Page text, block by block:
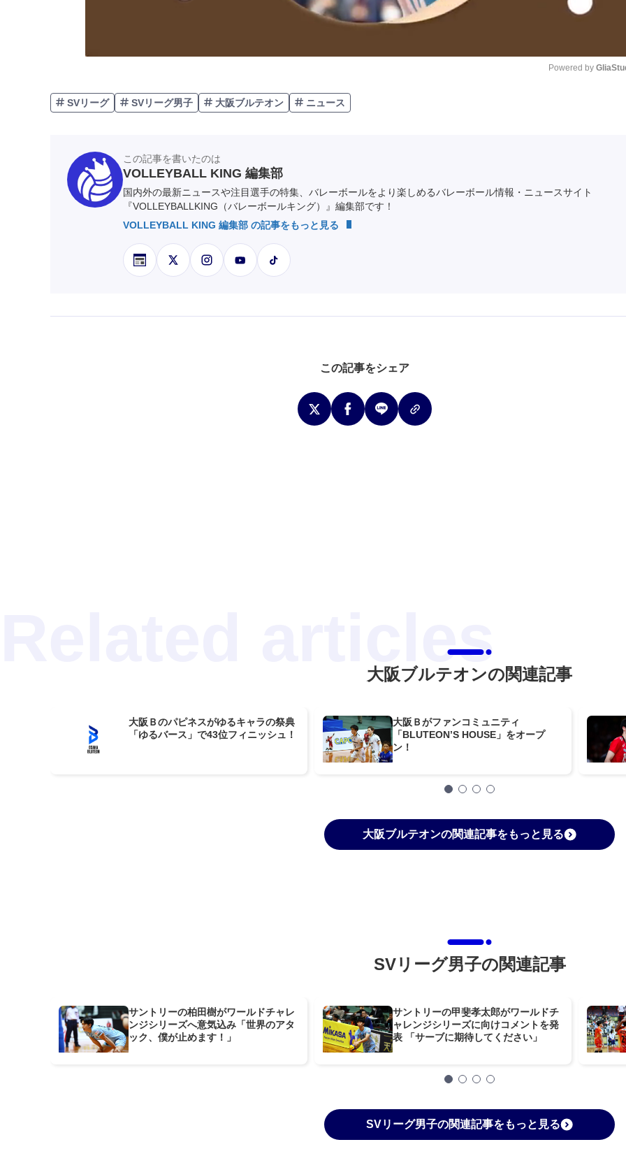
Powered by
SVリーグ SVリーグ男子 大阪ブルテオン ニュース
この記事を書いたのは
VOLLEYBALL KING 編集部
国内外の最新ニュースや注目選手の特集、バレーボールをより楽しめるバレーボール情報・ニュースサイト
『VOLLEYBALLKING（バレーボールキング）』編集部です！
VOLLEYBALL KING 編集部 の記事をもっと見る
この記事をシェア
大阪ブルテオンの関連記事
大阪Ｂのパピネスがゆるキャラの祭典
「ゆるバース」で43位フィニッシュ！
大阪Ｂがファンコミュニティ
「BLUTEON’S HOUSE」をオープ
ン！
大阪ブルテオンの関連記事をもっと見る
SVリーグ男子の関連記事
サントリーの柏田樹がワールドチャレ
ンジシリーズへ意気込み「世界のアタ
ック、僕が止めます！」
サントリーの甲斐孝太郎がワールドチ
ャレンジシリーズに向けコメントを発
表 「サーブに期待してください」
SVリーグ男子の関連記事をもっと見る